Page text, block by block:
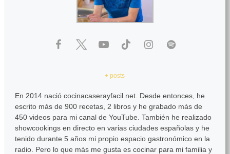
+ posts
En 2014 nació cocinacaserayfacil.net. Desde entonces, he
escrito más de 900 recetas, 2 libros y he grabado más de
450 videos para mi canal de YouTube. También he realizado
showcookings en directo en varias ciudades españolas y he
tenido durante 5 años mi propio espacio gastronómico en la
radio. Pero lo que más me gusta es cocinar para mi familia y